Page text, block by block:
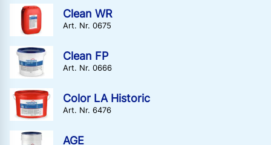
Clean WR
Art. Nr. 0675
Clean FP
Art. Nr. 0666
Color LA Historic
Art. Nr. 6476
AGE